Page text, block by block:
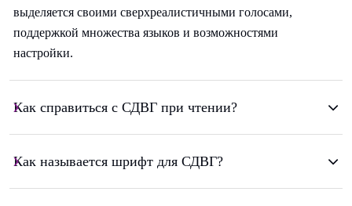
выделяется своими сверхреалистичными голосами,
поддержкой множества языков и возможностями
настройки.
Как справиться с СДВГ при чтении?
Как называется шрифт для СДВГ?